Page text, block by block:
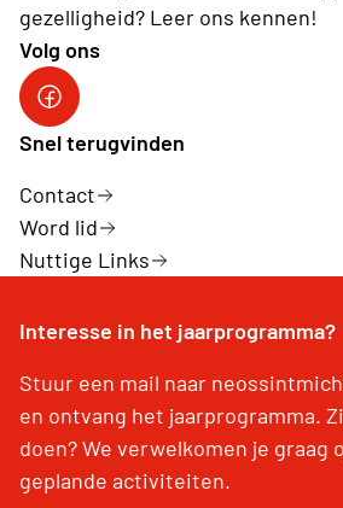
gezelligheid? Leer ons kennen!
Volg ons
Sint-Michiels op Facebook
Snel terugvinden
Contact
Word lid
Nuttige Links
Interesse in het jaarprogramma?
Stuur een mail naar
en ontvang het jaarprogramma.
doen? We verwelkomen je graag
geplande activiteiten.